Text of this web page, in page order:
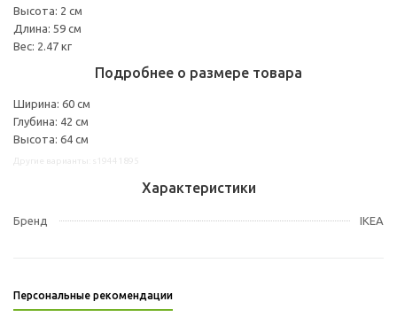
Высота: 2 см
Длина: 59 см
Вес: 2.47 кг
Подробнее о размере товара
Ширина: 60 см
Глубина: 42 см
Высота: 64 см
Характеристики
Бренд IKEA
Персональные рекомендации